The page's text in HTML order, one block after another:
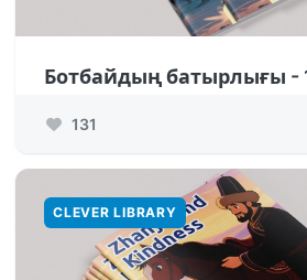
Ботбайдың батырлығы -
131
CLEVER LIBRARY